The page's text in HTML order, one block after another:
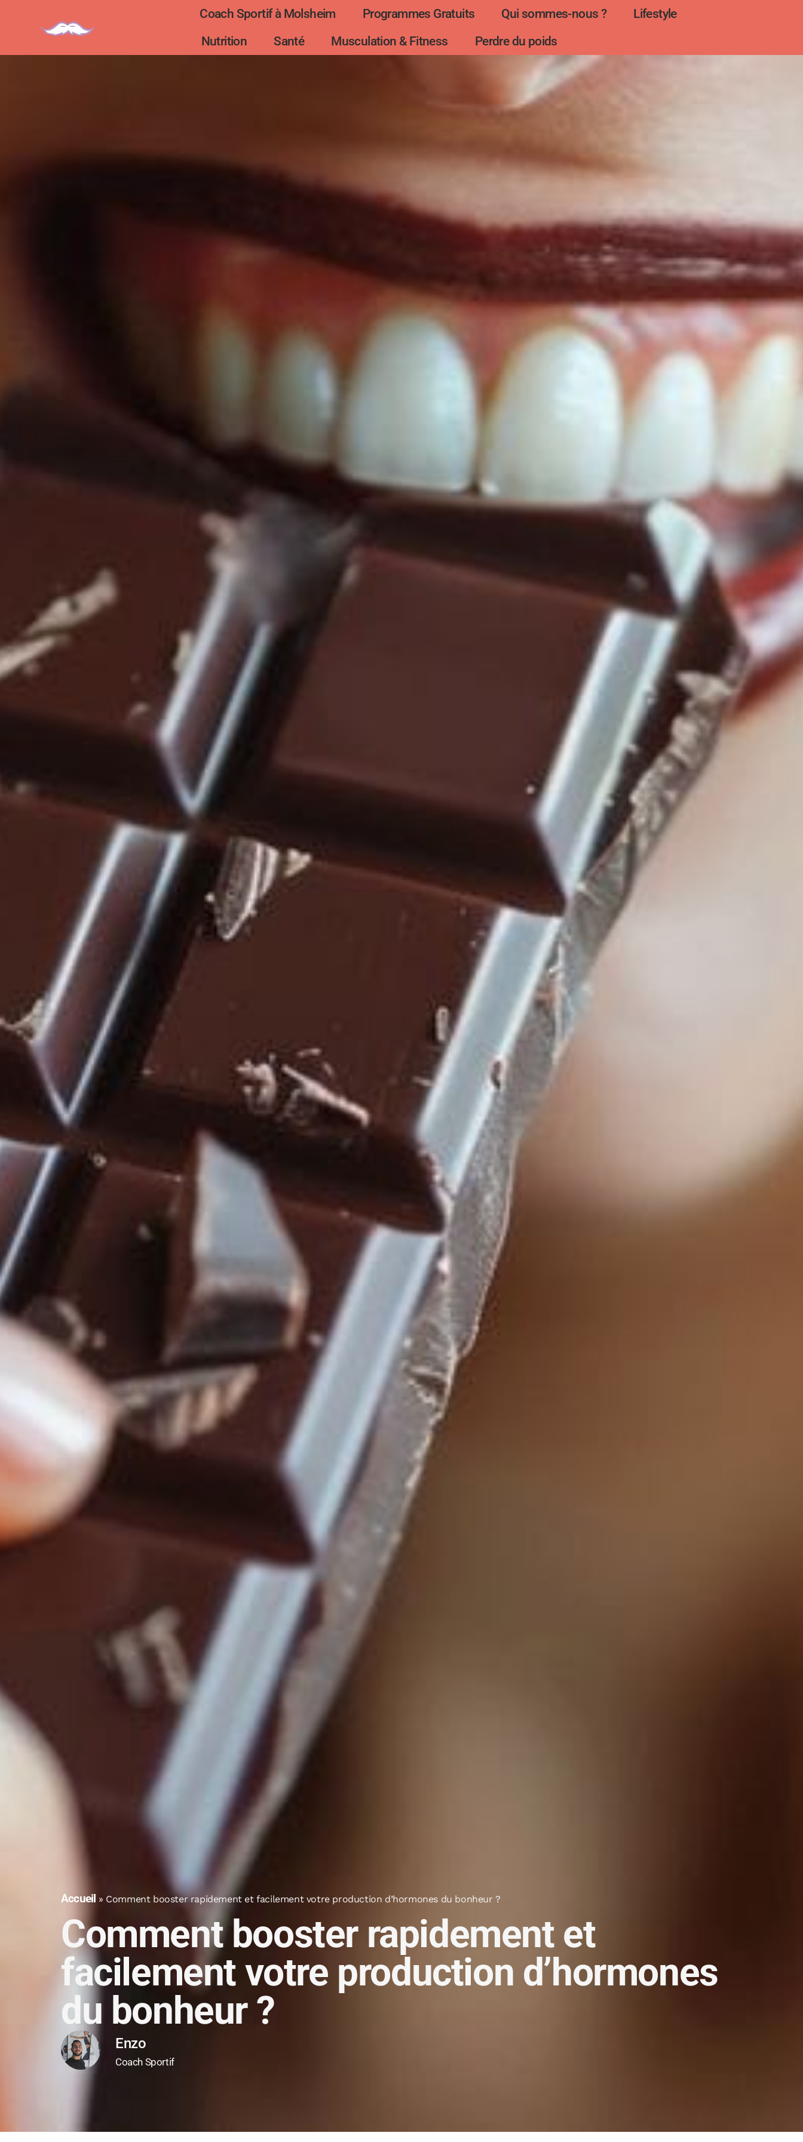
Coach Sportif à Molsheim Programmes Gratuits Qui sommes-nous ?
Lifestyle
Nutrition
Santé Musculation & Fitness Perdre du poids
Accueil » Comment booster rapidement et facilement votre production d’hormones du bonheur ?
Comment booster rapidement et
facilement votre production d’hormones
du bonheur ?
Enzo
Coach Sportif